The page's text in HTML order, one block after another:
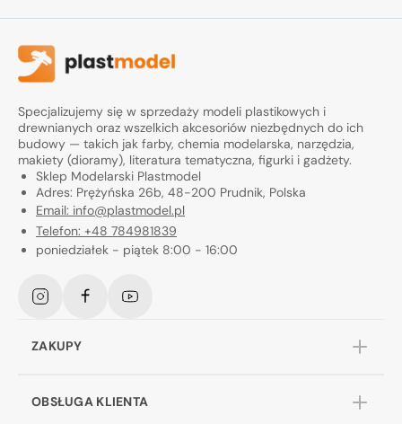
Specjalizujemy się w sprzedaży modeli plastikowych i
drewnianych oraz wszelkich akcesoriów niezbędnych do ich
budowy — takich jak farby, chemia modelarska, narzędzia,
makiety (dioramy), literatura tematyczna, figurki i gadżety.
Sklep Modelarski Plastmodel
Adres: Prężyńska 26b, 48-200 Prudnik, Polska
Email: info@plastmodel.pl
Telefon: +48 784981839
poniedziałek - piątek 8:00 - 16:00
InstagramFacebookYouTube
ZAKUPY
OBSŁUGA KLIENTA